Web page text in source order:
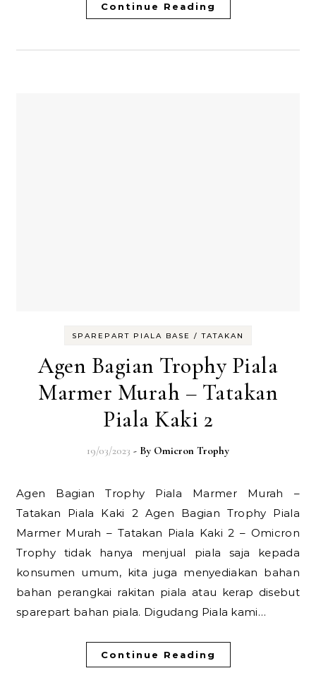
Continue Reading
SPAREPART PIALA BASE / TATAKAN
Agen Bagian Trophy Piala
Marmer Murah – Tatakan
Piala Kaki 2
19/03/2023 - By Omicron Trophy
Agen Bagian Trophy Piala Marmer Murah –
Tatakan Piala Kaki 2 Agen Bagian Trophy Piala
Marmer Murah – Tatakan Piala Kaki 2 – Omicron
Trophy tidak hanya menjual piala saja kepada
konsumen umum, kita juga menyediakan bahan
bahan perangkai rakitan piala atau kerap disebut
sparepart bahan piala. Digudang Piala kami…
Continue Reading